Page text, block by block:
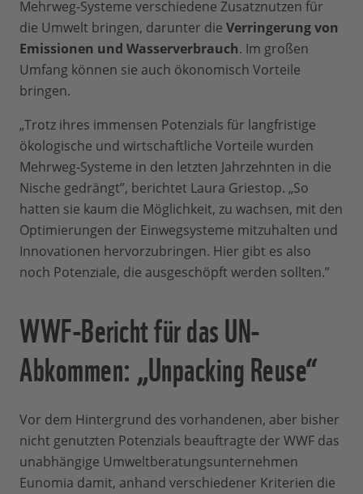
Mehrweg-Systeme verschiedene Zusatznutzen für
die Umwelt bringen, darunter die Verringerung von
Emissionen und Wasserverbrauch. Im großen
Umfang können sie auch ökonomisch Vorteile
bringen.
„Trotz ihres immensen Potenzials für langfristige
ökologische und wirtschaftliche Vorteile wurden
Mehrweg-Systeme in den letzten Jahrzehnten in die
Nische gedrängt”, berichtet Laura Griestop. „So
hatten sie kaum die Möglichkeit, zu wachsen, mit den
Optimierungen der Einwegsysteme mitzuhalten und
Innovationen hervorzubringen. Hier gibt es also
noch Potenziale, die ausgeschöpft werden sollten.”
WWF-Bericht für das UN-
Abkommen: „Unpacking Reuse“
Vor dem Hintergrund des vorhandenen, aber bisher
nicht genutzten Potenzials beauftragte der WWF das
unabhängige Umweltberatungsunternehmen
Eunomia damit, anhand verschiedener Kriterien die